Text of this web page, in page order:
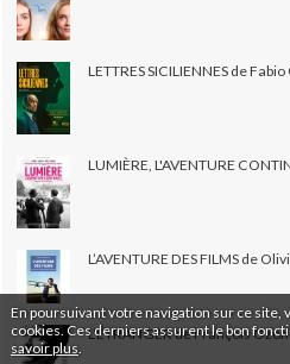
En poursuivant votre navigation sur ce site,
cookies. Ces derniers assurent le bon
savoir plus
LETTRES SICILIENNES de
LUMIÈRE, L'AVENTURE
L’AVENTURE DES FILMS de
L’ÉTRANGER de François Ozon